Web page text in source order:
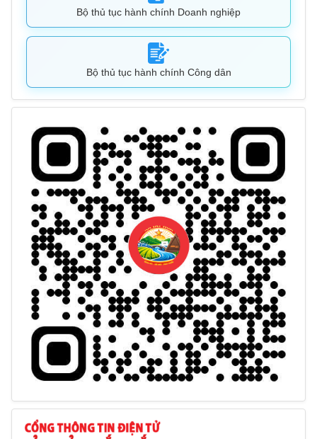
Bộ thủ tục hành chính Doanh nghiệp
Bộ thủ tục hành chính Công dân